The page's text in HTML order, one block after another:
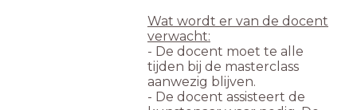
Wat wordt er van de docent
verwacht:
- De docent moet te alle
tijden bij de masterclass
aanwezig blijven.
- De docent assisteert de